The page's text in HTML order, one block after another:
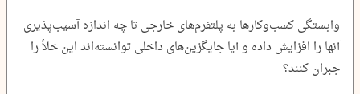
وابستگی کسب‌وکارها به پلتفرم‌های خارجی تا چه اندازه آسیب‌پذیری
آنها را افزایش داده و آیا جایگزین‌های داخلی توانسته‌اند این خلأ را
جبران کنند؟